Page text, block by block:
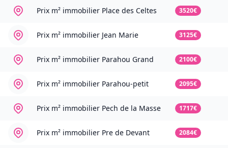
Prix m² immobilier Place des Celtes 3520€
Prix m² immobilier Jean Marie 3125€
Prix m² immobilier Parahou Grand 2100€
Prix m² immobilier Parahou-petit 2095€
Prix m² immobilier Pech de la Masse 1717€
Prix m² immobilier Pre de Devant 2084€